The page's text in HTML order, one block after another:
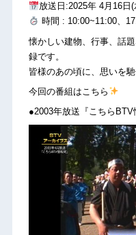
放送日:2025年 4月16日
時間 : 10:00~11:00、
懐かしい建物、行事、話
録です。
皆様のあの頃に、思いを馳
今回の番組はこちら
●2003年放送『こちら